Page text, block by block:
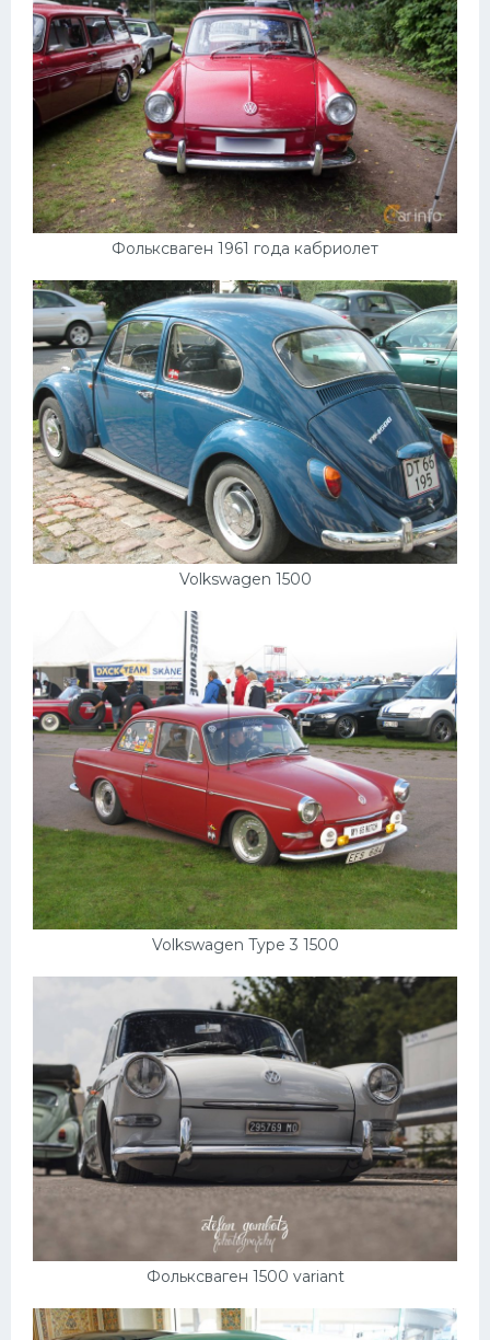
Фольксваген 1961 года кабриолет
Volkswagen 1500
Volkswagen Type 3 1500
Фольксваген 1500 variant